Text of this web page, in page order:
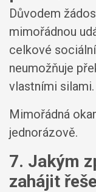
Důvodem
mimořádnou
celkové
neumožňuje
vlastními silami.
Mimořádná
jednorázově.
7. Jakým
zahájit